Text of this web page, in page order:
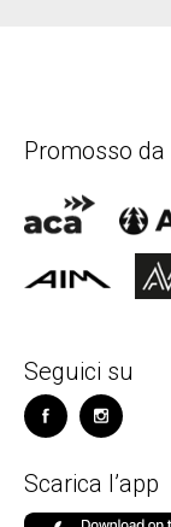
Promosso da
Seguici su
Scarica l’app